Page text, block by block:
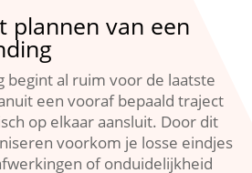
plannen van een
begint al ruim voor de laatste
een vooraf bepaald traject
op elkaar aansluit.​ Door dit
voorkom je losse eindjes
of onduidelijkheid